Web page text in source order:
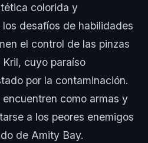
colorida y
desafíos de habilidades
el control de las pinzas
cuyo paraíso
por la contaminación.
como armas y
a los peores enemigos
de Amity Bay.